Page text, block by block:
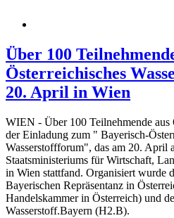
Über 100
Österreichisches
20. April in Wien
WIEN - Über 100 Teilnehmende
der Einladung zum " Bayerisch-
Wasserstoffforum", das am 20. April
Staatsministeriums für Wirtschaft,
in Wien stattfand. Organisiert wurde
Bayerischen Repräsentanz in
Handelskammer in Österreich) und
Wasserstoff.Bayern (H2.B).